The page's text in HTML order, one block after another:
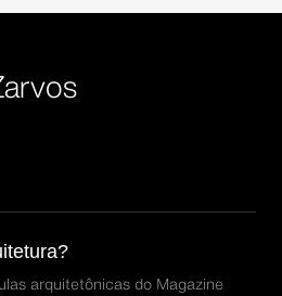
arquitetônicas do Magazine